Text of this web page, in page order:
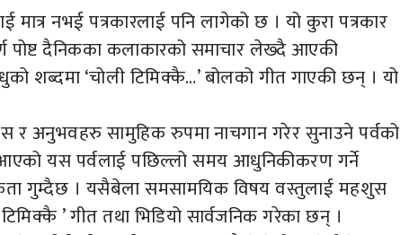
मात्र नभई पत्रकारलाई पनि लागेको छ । यो कुरा पत्रकार
पोष्ट दैनिकका कलाकारको समाचार लेख्दै आएकी
शब्दमा ‘चोली टिमिक्कै…’ बोलको गीत गाएकी छन् । यो
अनुभवहरु सामुहिक रुपमा नाचगान गरेर सुनाउने पर्वको
यस पर्वलाई पछिल्लो समय आधुनिकीकरण गर्ने
गुम्दैछ । यसैबेला समसामयिक विषय वस्तुलाई महशुस
’ गीत तथा भिडियो सार्वजनिक गरेका छन् ।